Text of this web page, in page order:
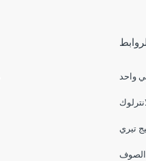
واحد
تيري